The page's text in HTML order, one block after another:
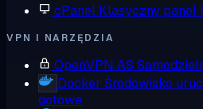
cPanel Klasyczny panel
VPN I NARZĘDZIA
OpenVPN AS
Docker Środowisko
gotowe